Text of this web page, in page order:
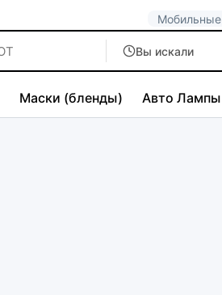
Вы искали
Маски (бленды) Авто Лампы